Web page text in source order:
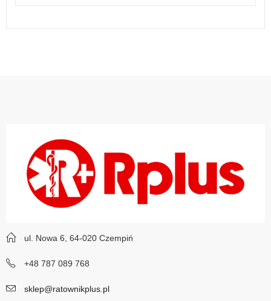
ul. Nowa 6, 64-020 Czempiń
+48 787 089 768
sklep@ratownikplus.pl